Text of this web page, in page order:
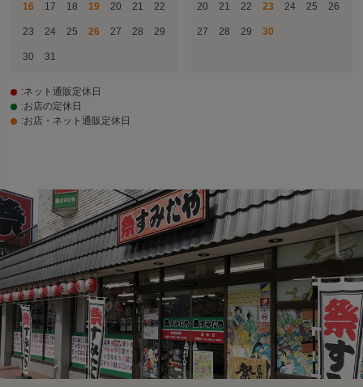
16 17 18 19 20 21 22
23 24 25 26 27 28 29
30 31
20 21 22 23 24 25 26
27 28 29 30
:ネット通販定休日
:お店の定休日
:お店・ネット通販定休日